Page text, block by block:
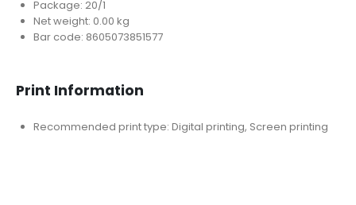
Package: 20/1
Net weight: 0.00 kg
Bar code: 8605073851577
Print Information
Recommended print type: Digital printing, Screen printing